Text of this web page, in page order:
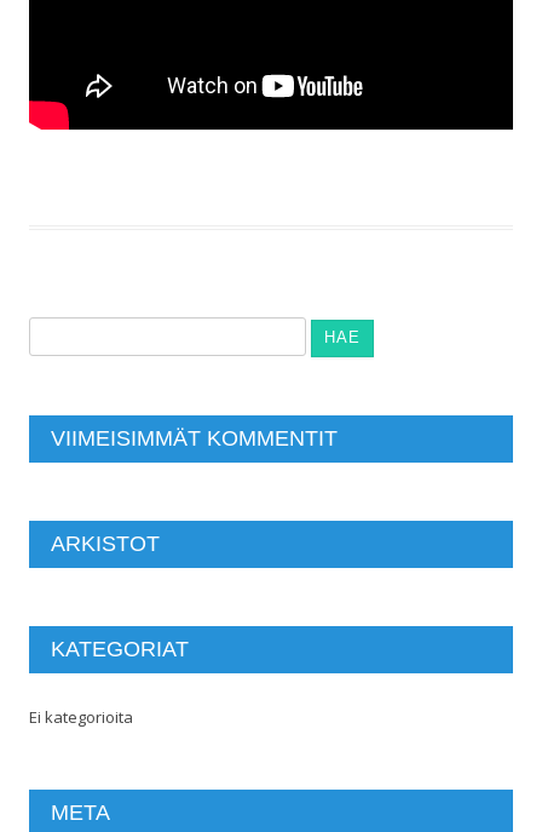
VIIMEISIMMÄT KOMMENTIT
ARKISTOT
KATEGORIAT
Ei kategorioita
META